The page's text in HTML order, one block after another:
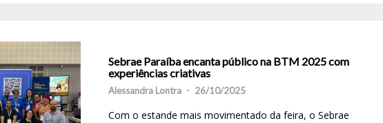
Sebrae Paraíba encanta público na BTM 2025 com
experiências criativas
Alessandra Lontra - 26/10/2025
Com o estande mais movimentado da feira, o Sebrae